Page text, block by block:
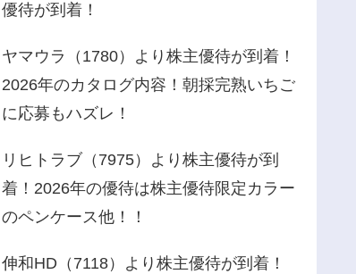
優待が到着！
ヤマウラ（1780）より株主優待が到着！
2026年のカタログ内容！朝採完熟いちご
に応募もハズレ！
リヒトラブ（7975）より株主優待が到
着！2026年の優待は株主優待限定カラー
のペンケース他！！
伸和HD（7118）より株主優待が到着！